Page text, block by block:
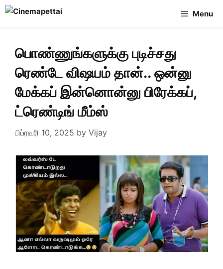
Skip
Menu
பொண்ணுங்களுக்கு புடிச்சது
ரெண்டே விஷயம் தான்.. ஒன்னு
மேக்கப் இன்னொன்னு பிரேக்கப்,
ட்ரெண்டிங் மீம்ஸ்
பிப்ரவரி 10, 2025 by Vijay